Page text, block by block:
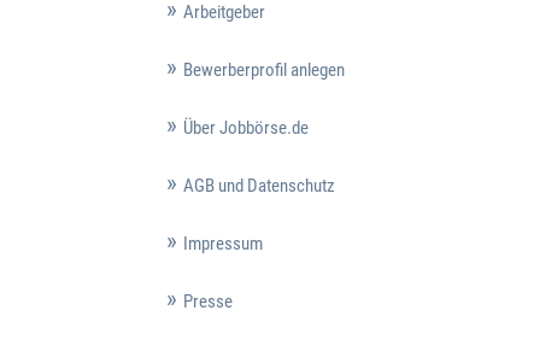
Arbeitgeber
Bewerberprofil anlegen
Über Jobbörse.de
AGB und Datenschutz
Impressum
Presse